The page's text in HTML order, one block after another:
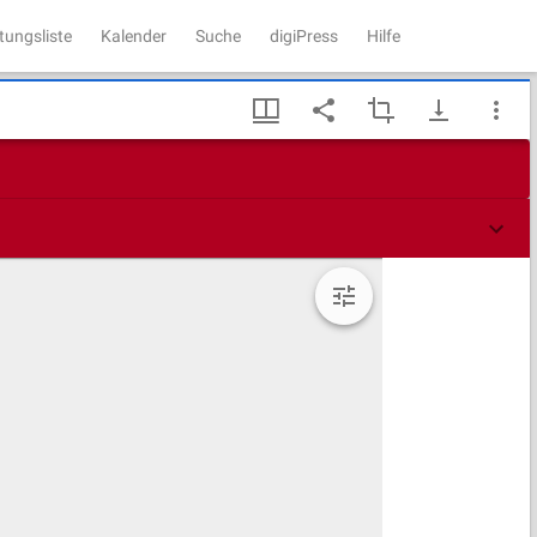
Kalender Suche digiPress Hilfe